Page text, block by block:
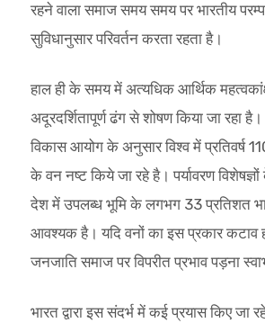
रहने वाला समाज समय समय पर भारतीय
सुविधानुसार परिवर्तन करता रहता है।
हाल ही के समय में अत्यधिक आर्थिक
अदूरदर्शितापूर्ण ढंग से शोषण किया जा रहा है।
विकास आयोग के अनुसार विश्व में प्रतिवर्ष
के वन नष्ट किये जा रहे है। पर्यावरण
देश में उपलब्ध भूमि के लगभग 33 प्रतिशत
आवश्यक है। यदि वनों का इस प्रकार कटाव
जनजाति समाज पर विपरीत प्रभाव पड़ना
भारत द्वारा इस संदर्भ में कई प्रयास किए जा